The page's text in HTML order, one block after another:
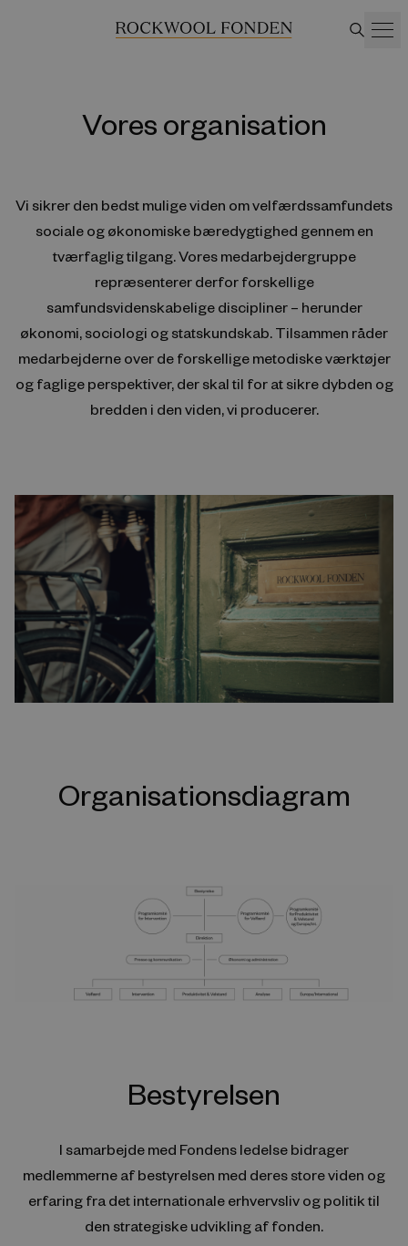
Vores organisation
Vi sikrer den bedst mulige viden om velfærdssamfundets
sociale og økonomiske bæredygtighed gennem en
tværfaglig tilgang. Vores medarbejdergruppe
repræsenterer derfor forskellige
samfundsvidenskabelige discipliner – herunder
økonomi, sociologi og statskundskab. Tilsammen råder
medarbejderne over de forskellige metodiske værktøjer
og faglige perspektiver, der skal til for at sikre dybden og
bredden i den viden, vi producerer.
Organisationsdiagram
Bestyrelsen
I samarbejde med Fondens ledelse bidrager
medlemmerne af bestyrelsen med deres store viden og
erfaring fra det internationale erhvervsliv og politik til
den strategiske udvikling af fonden.